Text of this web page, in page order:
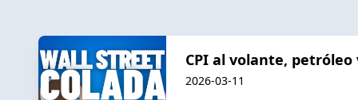
CPI al volante,
2026-03-11